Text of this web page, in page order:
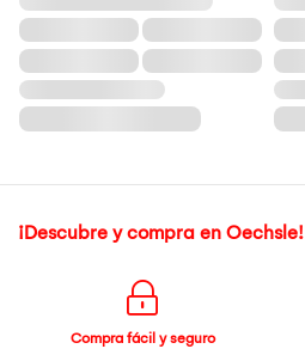
¡Descubre y compra en Oechsle!
Compra fácil y seguro